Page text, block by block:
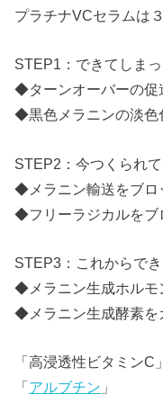
プラチナVCセラムは
STEP1：できてしま
◆ターンオーバーの促
◆黒色メラニンの淡色
STEP2：今つくられ
◆メラニン輸送をブロ
◆フリーラジカルをブ
STEP3：これからで
◆メラニン生成ホルモ
◆メラニン生成酵素を
「高浸透性ビタミンC」
「 アルブチン 」